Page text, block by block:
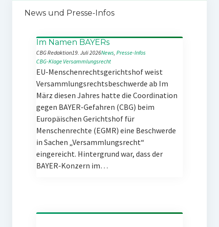
News und Presse-Infos
Im Namen BAYERs
CBG Redaktion19. Juli 2026News, Presse-Infos
CBG-Klage Versammlungsrecht
EU-Menschenrechtsgerichtshof weist
Versammlungsrechtsbeschwerde ab Im
März diesen Jahres hatte die Coordination
gegen BAYER-Gefahren (CBG) beim
Europäischen Gerichtshof für
Menschenrechte (EGMR) eine Beschwerde
in Sachen „Versammlungsrecht“
eingereicht. Hintergrund war, dass der
BAYER-Konzern im…